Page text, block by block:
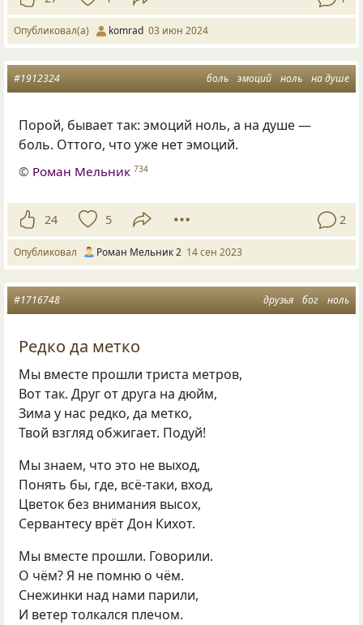
Опубликовал(а) komrad 03 июн 2024
боль эмоций ноль на душе
#1912324
Порой, бывает так: эмоций ноль, а на душе —
боль. Оттого, что уже нет эмоций.
© Роман Мельник 734
24 5 2
Опубликовал Роман Мельник 2 14 сен 2023
друзья бог ноль
#1716748
Редко да метко
Мы вместе прошли триста метров,
Вот так. Друг от друга на дюйм,
Зима у нас редко, да метко,
Твой взгляд обжигает. Подуй!
Мы знаем, что это не выход,
Понять бы, где, всё-таки, вход,
Цветок без внимания высох,
Сервантесу врёт Дон Кихот.
Мы вместе прошли. Говорили.
О чём? Я не помню о чём.
Снежинки над нами парили,
И ветер толкался плечом.